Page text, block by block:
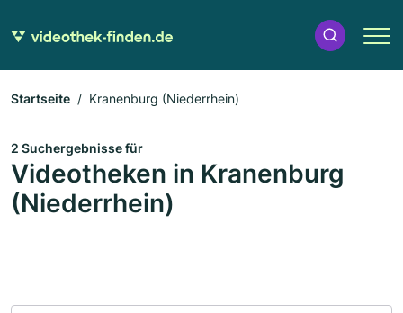
Startseite Kranenburg (Niederrhein)
2 Suchergebnisse für
Videotheken in Kranenburg
(Niederrhein)